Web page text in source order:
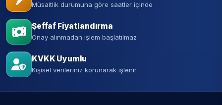
Müsaitlik durumuna göre saatler içinde
Şeffaf Fiyatlandırma
Onay alınmadan işlem başlatılmaz
KVKK Uyumlu
Kişisel verileriniz korunarak işlenir